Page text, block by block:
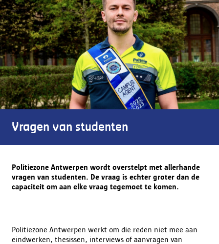
Vragen van studenten
Politiezone Antwerpen wordt overstelpt met allerhande
vragen van studenten. De vraag is echter groter dan de
capaciteit om aan elke vraag tegemoet te komen.
Politiezone Antwerpen werkt om die reden niet mee aan
eindwerken, thesissen, interviews of aanvragen van